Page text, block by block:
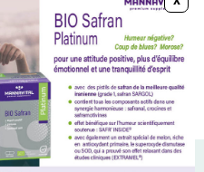
Nourriture
BY